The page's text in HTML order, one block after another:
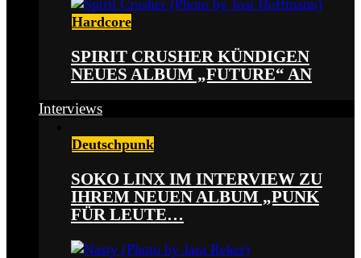
Hardcore
SPIRIT CRUSHER KÜNDIGEN
NEUES ALBUM „FUTURE“ AN
Interviews
Deutschpunk
SOKO LINX IM INTERVIEW ZU
IHREM NEUEN ALBUM „PUNK
FÜR LEUTE…